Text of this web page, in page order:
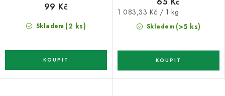
Skladem (2 ks)
99 Kč
Skladem (>5 ks)
Měrná
1 083,33 Kč / 1 kg